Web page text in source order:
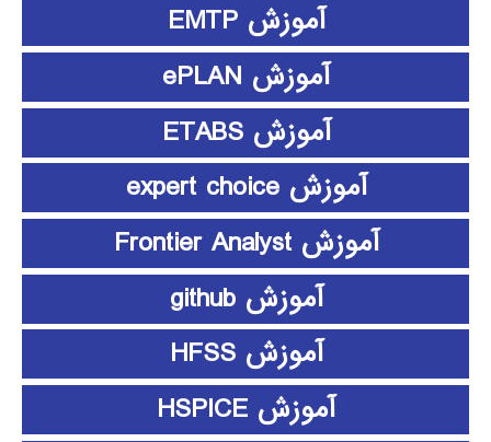
آموزش EMTP
آموزش ePLAN
آموزش ETABS
آموزش expert choice
آموزش Frontier Analyst
آموزش github
آموزش HFSS
آموزش HSPICE